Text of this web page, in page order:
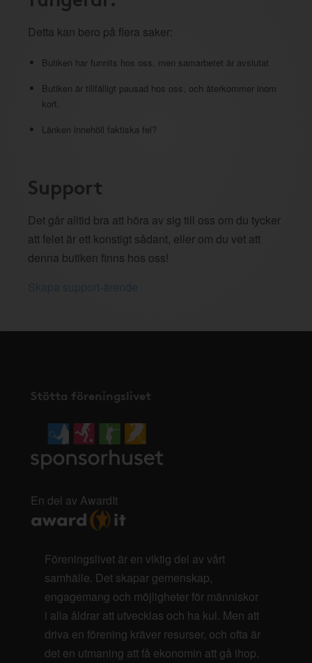
Detta kan bero på flera saker:
Butiken har funnits hos oss, men samarbetet är avslutat
Butiken är tillfälligt pausad hos oss, och återkommer inom
kort.
Länken innehöll faktiska fel?
Support
Det går alltid bra att höra av sig till oss om du tycker
att felet är ett konstigt sådant, eller om du vet att
denna butiken finns hos oss!
Stötta föreningslivet
En del av AwardIt
Föreningslivet är en viktig del av vårt
samhälle. Det skapar gemenskap,
engagemang och möjligheter för människor
i alla åldrar att utvecklas och ha kul. Men att
driva en förening kräver resurser, och ofta är
det en utmaning att få ekonomin att gå ihop.